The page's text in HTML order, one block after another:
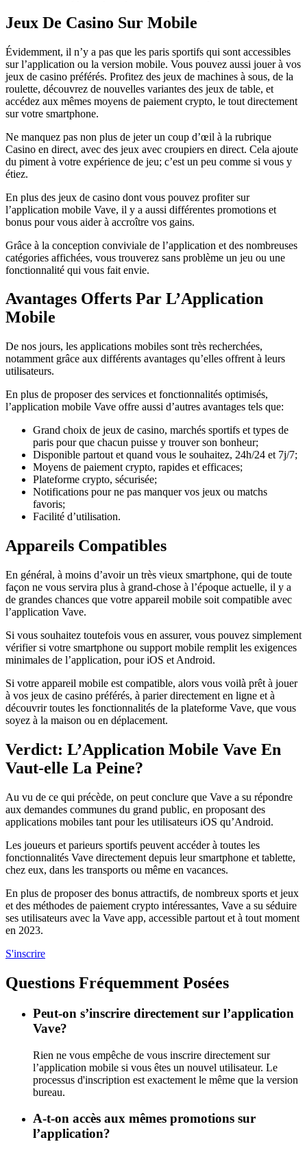
Jeux De Casino Sur Mobile
Évidemment, il n’y a pas que les paris sportifs qui sont accessibles
sur l’application ou la version mobile. Vous pouvez aussi jouer à vos
jeux de casino préférés. Profitez des jeux de machines à sous, de la
roulette, découvrez de nouvelles variantes des jeux de table, et
accédez aux mêmes moyens de paiement crypto, le tout directement
sur votre smartphone.
Ne manquez pas non plus de jeter un coup d’œil à la rubrique
Casino en direct, avec des jeux avec croupiers en direct. Cela ajoute
du piment à votre expérience de jeu; c’est un peu comme si vous y
étiez.
En plus des jeux de casino dont vous pouvez profiter sur
l’application mobile Vave, il y a aussi différentes promotions et
bonus pour vous aider à accroître vos gains.
Grâce à la conception conviviale de l’application et des nombreuses
catégories affichées, vous trouverez sans problème un jeu ou une
fonctionnalité qui vous fait envie.
Avantages Offerts Par L’Application
Mobile
De nos jours, les applications mobiles sont très recherchées,
notamment grâce aux différents avantages qu’elles offrent à leurs
utilisateurs.
En plus de proposer des services et fonctionnalités optimisés,
l’application mobile Vave offre aussi d’autres avantages tels que:
Grand choix de jeux de casino, marchés sportifs et types de
paris pour que chacun puisse y trouver son bonheur;
Disponible partout et quand vous le souhaitez, 24h/24 et 7j/7;
Moyens de paiement crypto, rapides et efficaces;
Plateforme crypto, sécurisée;
Notifications pour ne pas manquer vos jeux ou matchs
favoris;
Facilité d’utilisation.
Appareils Compatibles
En général, à moins d’avoir un très vieux smartphone, qui de toute
façon ne vous servira plus à grand-chose à l’époque actuelle, il y a
de grandes chances que votre appareil mobile soit compatible avec
l’application Vave.
Si vous souhaitez toutefois vous en assurer, vous pouvez simplement
vérifier si votre smartphone ou support mobile remplit les exigences
minimales de l’application, pour iOS et Android.
Si votre appareil mobile est compatible, alors vous voilà prêt à jouer
à vos jeux de casino préférés, à parier directement en ligne et à
découvrir toutes les fonctionnalités de la plateforme Vave, que vous
soyez à la maison ou en déplacement.
Verdict: L’Application Mobile Vave En
Vaut-elle La Peine?
Au vu de ce qui précède, on peut conclure que Vave a su répondre
aux demandes communes du grand public, en proposant des
applications mobiles tant pour les utilisateurs iOS qu’Android.
Les joueurs et parieurs sportifs peuvent accéder à toutes les
fonctionnalités Vave directement depuis leur smartphone et tablette,
chez eux, dans les transports ou même en vacances.
En plus de proposer des bonus attractifs, de nombreux sports et jeux
et des méthodes de paiement crypto intéressantes, Vave a su séduire
ses utilisateurs avec la Vave app, accessible partout et à tout moment
en 2023.
S'inscrire
Questions Fréquemment Posées
Peut-on s’inscrire directement sur l’application
Vave?
Rien ne vous empêche de vous inscrire directement sur
l’application mobile si vous êtes un nouvel utilisateur. Le
processus d'inscription est exactement le même que la version
bureau.
A-t-on accès aux mêmes promotions sur
l’application?